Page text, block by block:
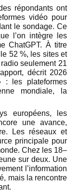
répondants ont
vidéo pour
le sondage. Ce
l’on intègre les
ChatGPT. À titre
52 %, les sites et
seulement 21
décrit 2026
: les plateformes
mondiale, la
européens, les
une avance,
Les réseaux et
principale pour
Chez les 18–
sur deux. Une
l’information
mais la rencontre